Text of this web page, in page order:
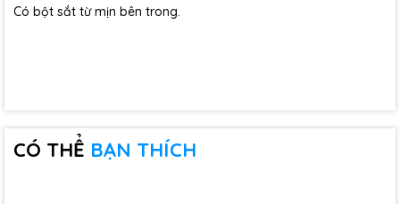
Có bột sắt từ mịn bên trong.
CÓ THỂ BẠN THÍCH